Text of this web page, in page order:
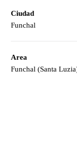
Ciudad
Funchal
Area
Funchal (Santa